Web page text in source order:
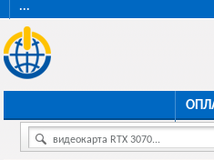
···
видеокарта RTX 3070...